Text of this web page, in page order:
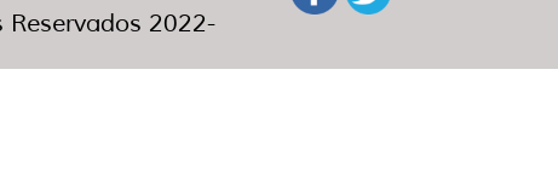
Reservados 2022-